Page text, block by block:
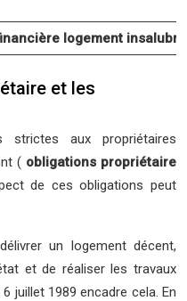
logement
et les
aux propriétaires
( obligations propriétaire
de ces obligations peut
un logement décent,
et de réaliser les travaux
juillet 1989 encadre cela. En